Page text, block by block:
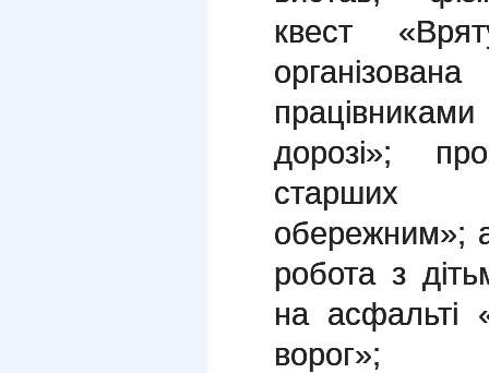
квест
дорозі»;
старших
обережним»;
робота з
на асфальті
ворог»;